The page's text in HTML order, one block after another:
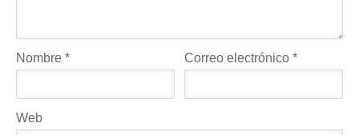
Nombre * Correo electrónico*
Web